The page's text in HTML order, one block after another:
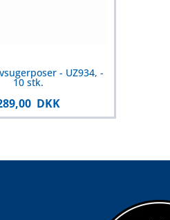
- UZ934, -
10 stk.
DKK